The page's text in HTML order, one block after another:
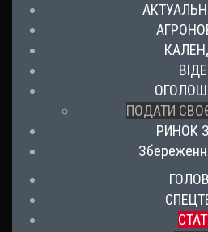
ПОДАТИ
РИНОК